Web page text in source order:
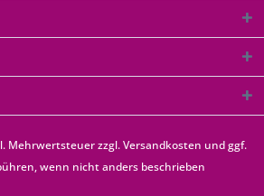
Mehrwertsteuer zzgl.Versandkosten und ggf.
wenn nicht anders beschrieben